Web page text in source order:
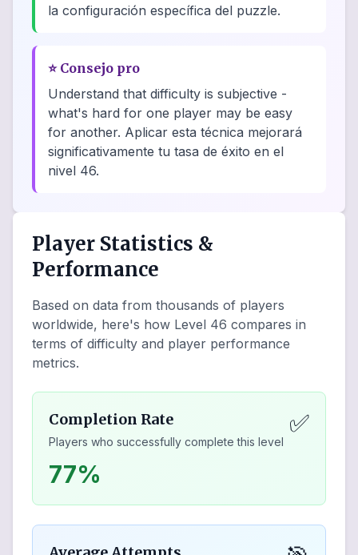
la configuración específica del puzzle.
⭐ Consejo pro
Understand that difficulty is subjective -
what's hard for one player may be easy
for another. Aplicar esta técnica mejorará
significativamente tu tasa de éxito en el
nivel 46.
Player Statistics &
Performance
Based on data from thousands of players
worldwide, here's how Level 46 compares in
terms of difficulty and player performance
metrics.
Completion Rate
Players who successfully complete this level
✅
77%